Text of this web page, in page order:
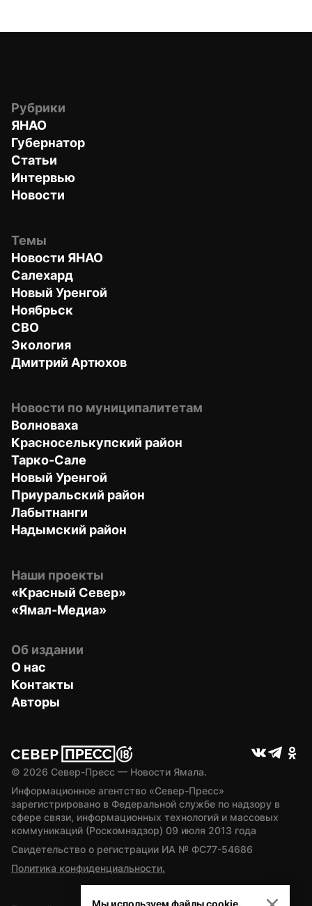
Рубрики
ЯНАО
Губернатор
Статьи
Интервью
Новости
Темы
Новости ЯНАО
Салехард
Новый Уренгой
Ноябрьск
СВО
Экология
Дмитрий Артюхов
Новости по муниципалитетам
Волноваха
Красноселькупский район
Тарко-Сале
Новый Уренгой
Приуральский район
Лабытнанги
Надымский район
Наши проекты
«Красный Север»
«Ямал-Медиа»
Об издании
О нас
Контакты
Авторы
© 2026 Север-Пресс — Новости Ямала.
Информационное агентство «Север-Пресс»
зарегистрировано в Федеральной службе по надзору в
сфере связи, информационных технологий и массовых
коммуникаций (Роскомнадзор) 09 июля 2013 года
Свидетельство о регистрации ИА № ФС77-54686
Политика конфиденциальности.
Мы используем файлы cookie.